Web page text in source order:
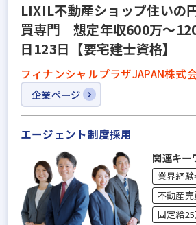
LIXIL不動産ショップ住い
買専門 想定年収600万～
日123日【要宅建士資格】
フィナンシャルプラザJAPAN株式
企業ページ
エージェント制度採用
関連キー
業界経
不動産
固定給